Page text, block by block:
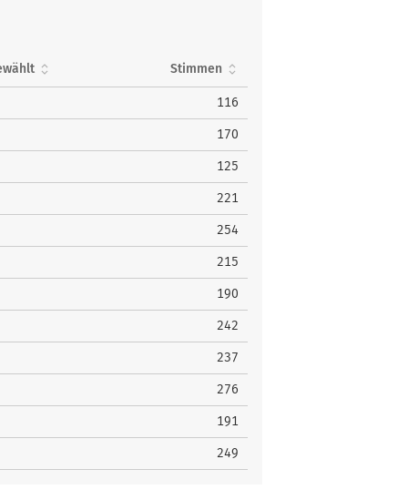
Stimmen
116
170
125
221
254
215
190
242
237
276
191
249